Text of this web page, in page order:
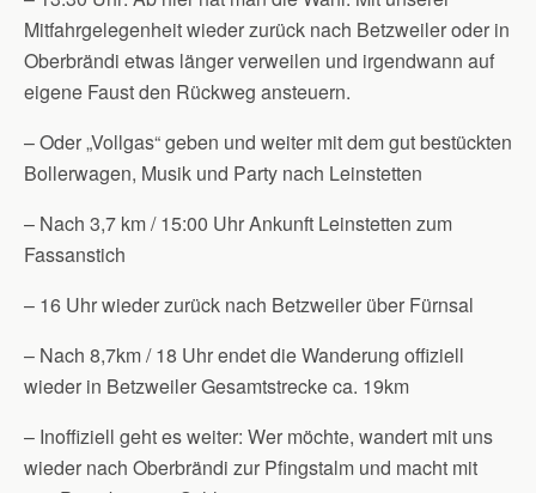
Mitfahrgelegenheit wieder zurück nach Betzweiler oder in
Oberbrändi etwas länger verweilen und irgendwann auf
eigene Faust den Rückweg ansteuern.
– Oder „Vollgas“ geben und weiter mit dem gut bestückten
Bollerwagen, Musik und Party nach Leinstetten
– Nach 3,7 km / 15:00 Uhr Ankunft Leinstetten zum
Fassanstich
– 16 Uhr wieder zurück nach Betzweiler über Fürnsal
– Nach 8,7km / 18 Uhr endet die Wanderung offiziell
wieder in Betzweiler Gesamtstrecke ca. 19km
– Inoffiziell geht es weiter: Wer möchte, wandert mit uns
wieder nach Oberbrändi zur Pfingstalm und macht mit